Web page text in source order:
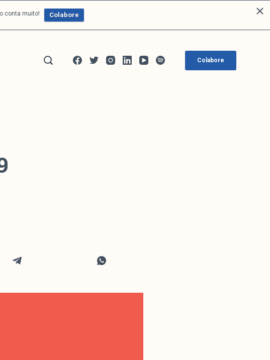
conta muito! Colabore
Colabore